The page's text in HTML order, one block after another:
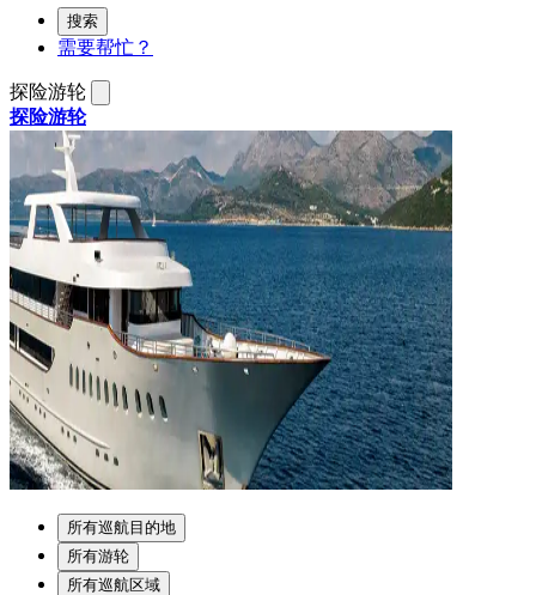
搜索
需要帮忙？
探险游轮
探险游轮
所有巡航目的地
所有游轮
所有巡航区域